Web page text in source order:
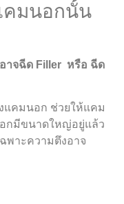
คมนอกนั้น
อาจฉีด Filler หรือ ฉีด
แคมนอก ช่วยให้แคม
กมีขนาดใหญ่อยู่แล้ว
พาะความตึงอาจ